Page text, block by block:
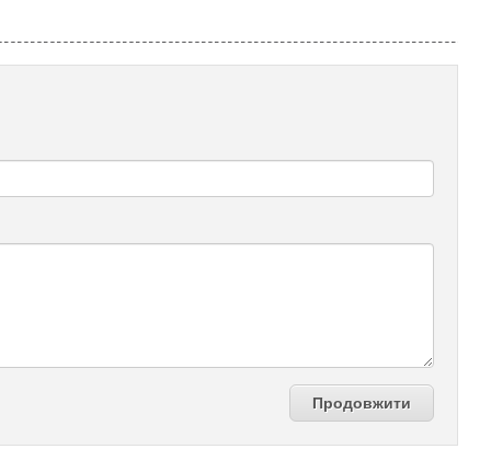
Продовжити